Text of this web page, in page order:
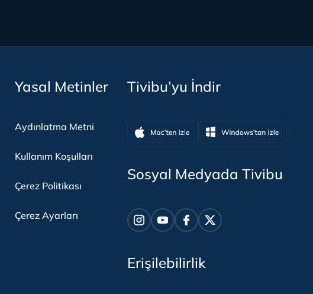
Yasal Metinler
Aydınlatma Metni
Kullanım Koşulları
Çerez Politikası
Çerez Ayarları
Tivibu’yu İndir
Sosyal Medyada Tivibu
Erişilebilirlik